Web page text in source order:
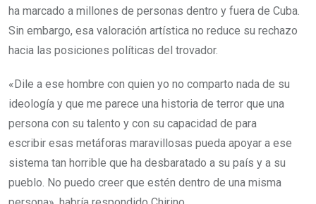
ha marcado a millones de personas dentro y fuera de Cuba.
Sin embargo, esa valoración artística no reduce su rechazo
hacia las posiciones políticas del trovador.
«Dile a ese hombre con quien yo no comparto nada de su
ideología y que me parece una historia de terror que una
persona con su talento y con su capacidad de para
escribir esas metáforas maravillosas pueda apoyar a ese
sistema tan horrible que ha desbaratado a su país y a su
pueblo. No puedo creer que estén dentro de una misma